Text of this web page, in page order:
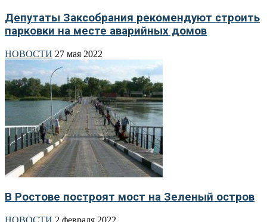
Депутаты Заксобрания рекомендуют строить
парковки на месте аварийных домов
НОВОСТИ 27 мая 2022
В Ростове построят мост на Зеленый остров